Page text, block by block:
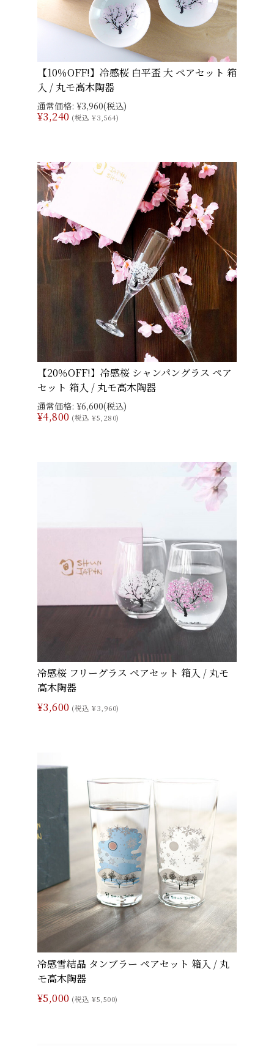
【10％OFF!】冷感桜 白平盃 大 ペアセット 箱
入 / 丸モ高木陶器
通常価格: ¥3,960(税込)
¥3,240 (税込 ¥3,564)
【20％OFF!】冷感桜 シャンパングラス ペア
セット 箱入 / 丸モ高木陶器
通常価格: ¥6,600(税込)
¥4,800 (税込 ¥5,280)
冷感桜 フリーグラス ペアセット 箱入 / 丸モ
高木陶器
¥3,600 (税込 ¥3,960)
冷感雪結晶 タンブラー ペアセット 箱入 / 丸
モ高木陶器
¥5,000 (税込 ¥5,500)